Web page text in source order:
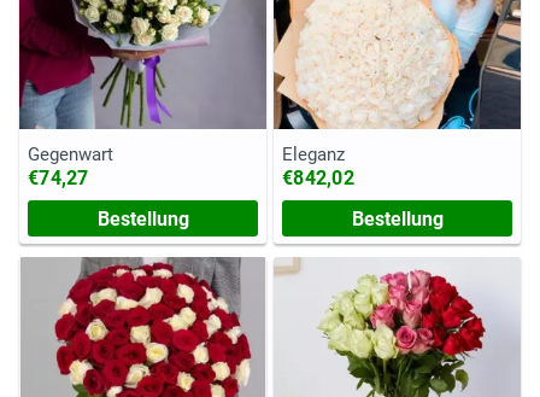
Gegenwart
€74,27
Bestellung
Eleganz
€842,02
Bestellung